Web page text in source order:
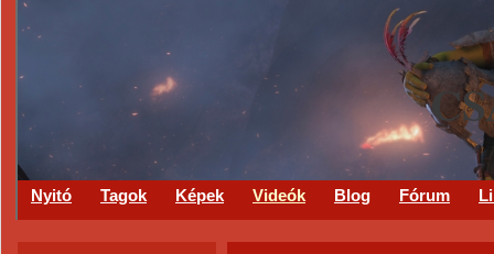
Nyitó Tagok Képek Videók Blog Fórum